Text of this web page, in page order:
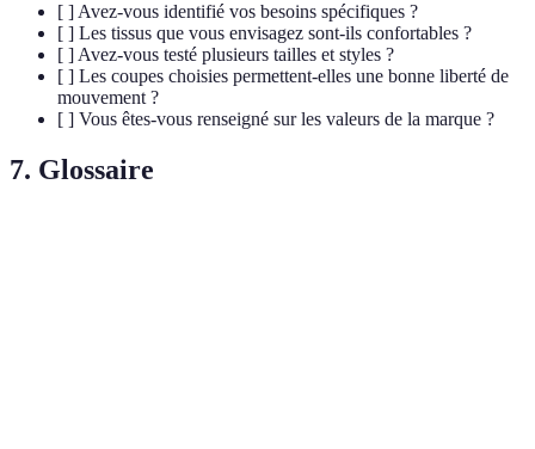
[ ] Avez-vous identifié vos besoins spécifiques ?
[ ] Les tissus que vous envisagez sont-ils confortables ?
[ ] Avez-vous testé plusieurs tailles et styles ?
[ ] Les coupes choisies permettent-elles une bonne liberté de
mouvement ?
[ ] Vous êtes-vous renseigné sur les valeurs de la marque ?
7. Glossaire